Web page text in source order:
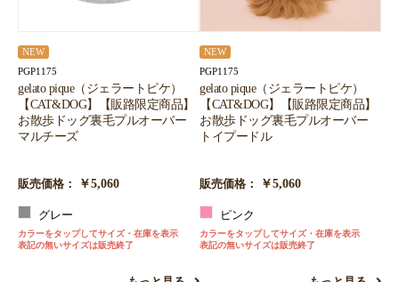
NEW
PGP1175
gelato pique（ジェラートピケ）
【CAT&DOG】【販路限定商品】
お散歩ドッグ裏毛プルオーバー
マルチーズ
販売価格： ￥5,060
グレー
カラーをタップしてサイズ・在庫を表示
表記の無いサイズは販売終了
NEW
PGP1175
gelato pique（ジェラートピケ）
【CAT&DOG】【販路限定商品】
お散歩ドッグ裏毛プルオーバー
トイプードル
販売価格： ￥5,060
ピンク
カラーをタップしてサイズ・在庫を表示
表記の無いサイズは販売終了